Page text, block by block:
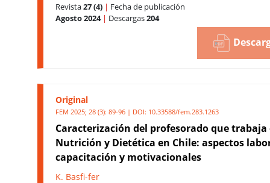
Revista27 (4) | Fecha de publicación
Agosto 2024 | Descargas204
Original
FEM 2025; 28 (3): 89-96 | DOI: 10.33588/fem.283.1263
Caracterización del profesorado que trabaja
Nutrición y Dietética en Chile: aspectos
capacitación y motivacionales
K. Basfi-fer